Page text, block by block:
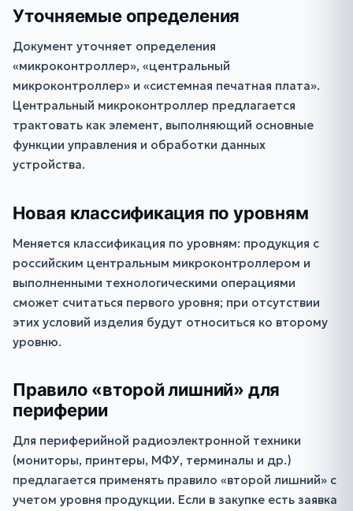
Уточняемые определения
Документ уточняет определения
«микроконтроллер», «центральный
микроконтроллер» и «системная печатная плата».
Центральный микроконтроллер предлагается
трактовать как элемент, выполняющий основные
функции управления и обработки данных
устройства.
Новая классификация по уровням
Меняется классификация по уровням: продукция с
российским центральным микроконтроллером и
выполненными технологическими операциями
сможет считаться первого уровня; при отсутствии
этих условий изделия будут относиться ко второму
уровню.
Правило «второй лишний» для
периферии
Для периферийной радиоэлектронной техники
(мониторы, принтеры, МФУ, терминалы и др.)
предлагается применять правило «второй лишний» с
учетом уровня продукции. Если в закупке есть заявка